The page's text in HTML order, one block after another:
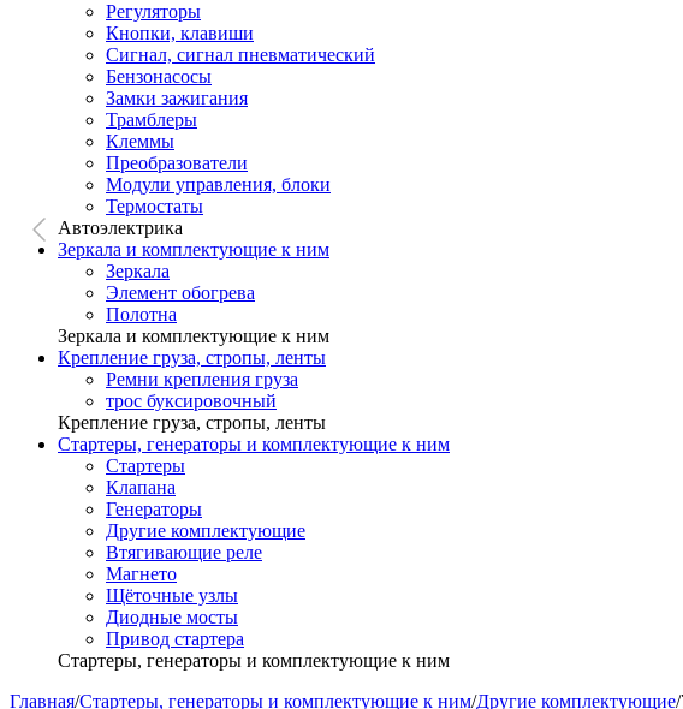
Регуляторы
Кнопки, клавиши
Сигнал, сигнал пневматический
Бензонасосы
Замки зажигания
Трамблеры
Клеммы
Преобразователи
Модули управления, блоки
Термостаты
Автоэлектрика
Зеркала и комплектующие к ним
Зеркала
Элемент обогрева
Полотна
Зеркала и комплектующие к ним
Крепление груза, стропы, ленты
Ремни крепления груза
трос буксировочный
Крепление груза, стропы, ленты
Стартеры, генераторы и комплектующие к ним
Стартеры
Клапана
Генераторы
Другие комплектующие
Втягивающие реле
Магнето
Щёточные узлы
Диодные мосты
Привод стартера
Стартеры, генераторы и комплектующие к ним
Главная/Стартеры, генераторы и комплектующие к ним/Другие комплектующие/